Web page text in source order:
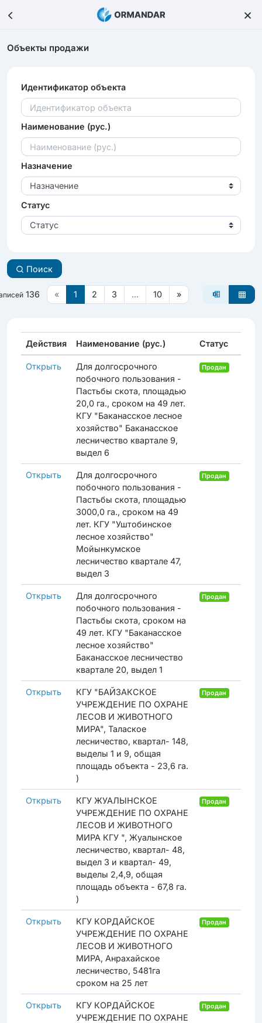
Объекты продажи
Идентификатор объекта
Наименование (рус.)
Назначение
Назначение
Статус
Статус
Поиск
136 « 1 2 3 ... 10 »
Действия Наименование (рус.) Статус
Открыть
Для долгосрочного
побочного пользования -
Пастьбы скота, площадью
20,0 га., сроком на 49 лет.
КГУ "Баканасское лесное
хозяйство" Баканасское
лесничество квартале 9,
выдел 6
Продан
Открыть
Для долгосрочного
побочного пользования -
Пастьбы скота, площадью
3000,0 га., сроком на 49
лет. КГУ "Уштобинское
лесное хозяйство"
Мойынкумское
лесничество квартале 47,
выдел 3
Продан
Открыть
Для долгосрочного
побочного пользования -
Пастьбы скота, сроком на
49 лет. КГУ "Баканасское
лесное хозяйство"
Баканасское лесничество
квартале 20, выдел 1
Продан
Открыть
КГУ "БАЙЗАКСКОЕ
УЧРЕЖДЕНИЕ ПО ОХРАНЕ
ЛЕСОВ И ЖИВОТНОГО
МИРА", Талаское
лесничество, квартал- 148,
выделы 1 и 9, общая
площадь объекта - 23,6 га.
)
Продан
Открыть
КГУ ЖУАЛЫНСКОЕ
УЧРЕЖДЕНИЕ ПО ОХРАНЕ
ЛЕСОВ И ЖИВОТНОГО
МИРА КГУ ", Жуалынское
лесничество, квартал- 48,
выдел 3 и квартал- 49,
выделы 2,4,9, общая
площадь объекта - 67,8 га.
)
Продан
Открыть
КГУ КОРДАЙСКОЕ
УЧРЕЖДЕНИЕ ПО ОХРАНЕ
ЛЕСОВ И ЖИВОТНОГО
МИРА, Анрахайское
лесничество, 5481га
сроком на 25 лет
Продан
Открыть
КГУ КОРДАЙСКОЕ
УЧРЕЖДЕНИЕ ПО ОХРАНЕ
Продан